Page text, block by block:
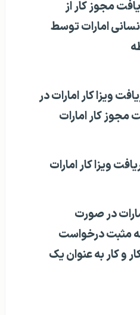
مجوز کار از
امارات توسط
ویزا کار امارات در
کار امارات
ویزا کار امارات
در صورت
مثبت درخواست
و کار به عنوان یک